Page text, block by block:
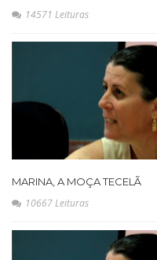
14571 Leituras
MARINA, A MOÇA TECELÃ
10667 Leituras